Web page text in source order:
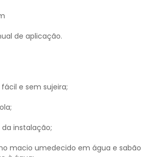
de aplicação.
e sem sujeira;
da instalação;
macio umedecido em água e sabão